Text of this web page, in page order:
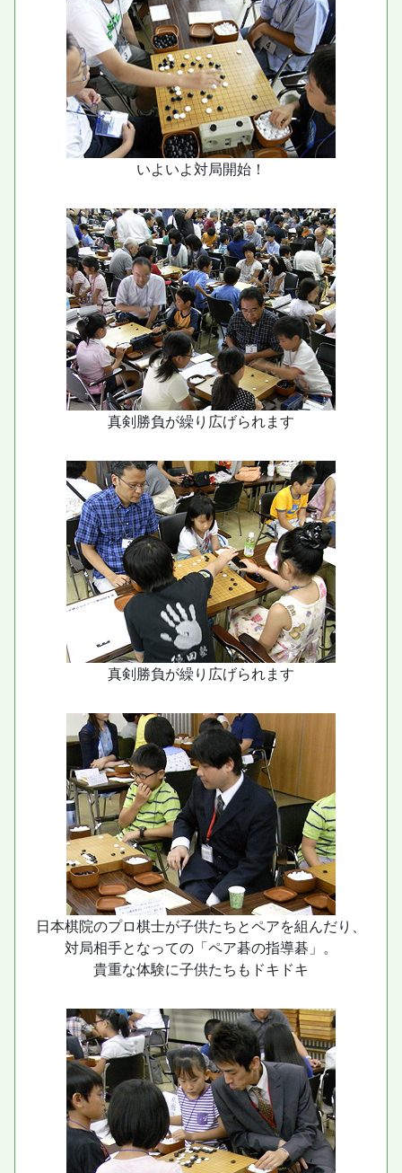
いよいよ対局開始！
真剣勝負が繰り広げられます
真剣勝負が繰り広げられます
日本棋院のプロ棋士が子供たちとペアを組んだり、
対局相手となっての「ペア碁の指導碁」。
貴重な体験に子供たちもドキドキ